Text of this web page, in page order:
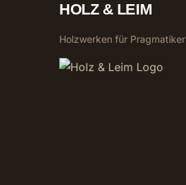
HOLZ & LEIM
Holzwerken für Pragmatiker